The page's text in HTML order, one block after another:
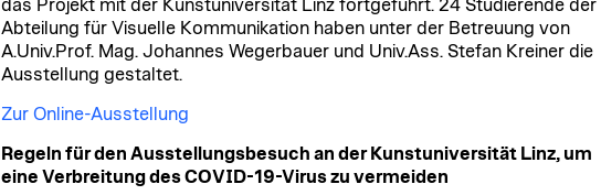
das Projekt mit der Kunstuniversität Linz fortgeführt. 24 Studierende der
Abteilung für Visuelle Kommunikation haben unter der Betreuung von
A.Univ.Prof. Mag. Johannes Wegerbauer und Univ.Ass. Stefan Kreiner die
Ausstellung gestaltet.
Zur Online-Ausstellung
Regeln für den Ausstellungsbesuch an der Kunstuniversität Linz, um
eine Verbreitung des COVID-19-Virus zu vermeiden